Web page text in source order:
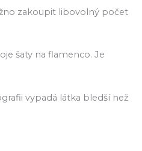
zakoupit libovolný počet
šaty na flamenco. Je
vypadá látka bledší než